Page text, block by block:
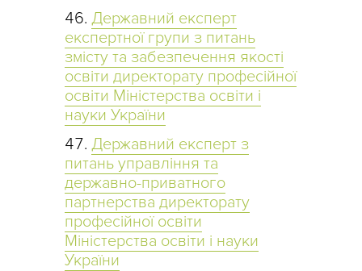
Державний експерт
експертної групи з питань
змісту та забезпечення якості
освіти директорату професійної
освіти Міністерства освіти і
науки України
Державний експерт з
питань управління та
державно-приватного
партнерства директорату
професійної освіти
Міністерства освіти і науки
України